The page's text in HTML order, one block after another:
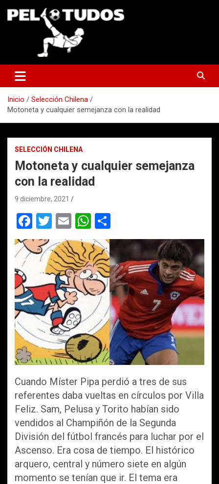
Inicio
Selección Chilena
Motoneta y cualquier semejanza con la realidad
SELECCIÓN CHILENA
Motoneta y cualquier semejanza
con la realidad
9 diciembre, 2021
F
a
ce
b
o
o
k
T
wi
tt
er
E
m
ail
W
h
at
s
A
p
p
o
m
p
ar
tir
Cuando Míster Pipa perdió a tres de sus
referentes daba vueltas en círculos por Villa
Feliz. Sam, Pelusa y Torito habían sido
vendidos al Champiñón de la Segunda
División del fútbol francés para luchar por el
Ascenso. Era cosa de tiempo. El histórico
arquero, central y número siete en algún
momento se tenían que ir. El tema era